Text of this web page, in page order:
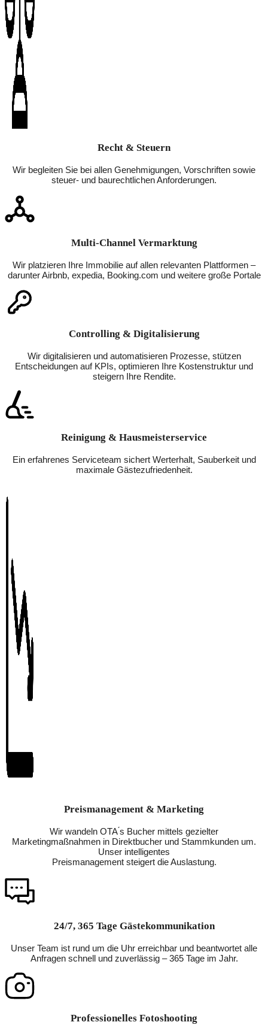
Recht & Steuern
Wir begleiten Sie bei allen Genehmigungen, Vorschriften sowie
steuer- und baurechtlichen Anforderungen.
Multi-Channel Vermarktung
Wir platzieren Ihre Immobilie auf allen relevanten Plattformen –
darunter Airbnb, expedia, Booking.com und weitere große Portale
Controlling & Digitalisierung
Wir digitalisieren und automatisieren Prozesse, stützen
Entscheidungen auf KPIs, optimieren Ihre Kostenstruktur und
steigern Ihre Rendite.
Reinigung & Hausmeisterservice
Ein erfahrenes Serviceteam sichert Werterhalt, Sauberkeit und
maximale Gästezufriedenheit.
Preismanagement & Marketing
Wir wandeln OTA ́s Bucher mittels gezielter
Marketingmaßnahmen in Direktbucher und Stammkunden um.
Unser intelligentes
Preismanagement steigert die Auslastung.
24/7, 365 Tage Gästekommunikation
Unser Team ist rund um die Uhr erreichbar und beantwortet alle
Anfragen schnell und zuverlässig – 365 Tage im Jahr.
Professionelles Fotoshooting